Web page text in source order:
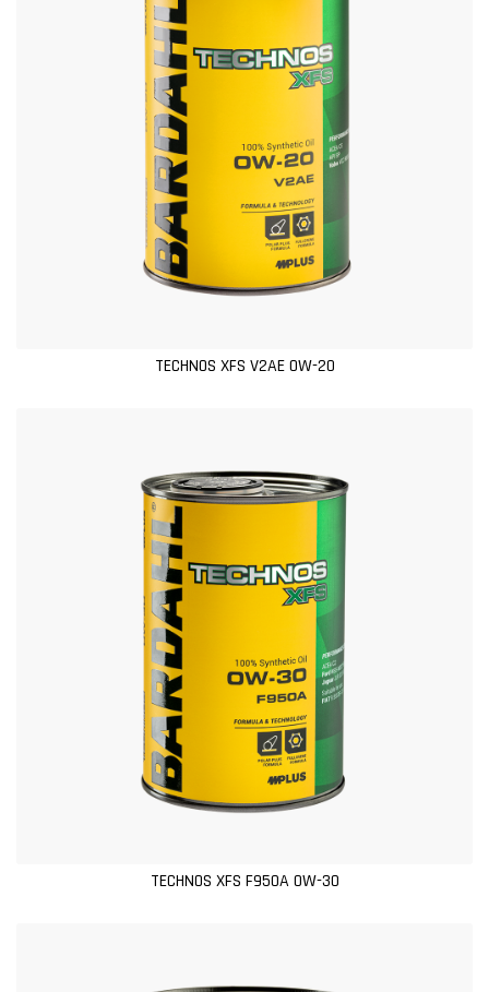
TECHNOS XFS V2AE 0W-20
TECHNOS XFS F950A 0W-30